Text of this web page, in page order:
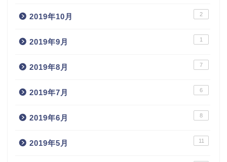
2019年10月 2
2019年9月 1
2019年8月 7
2019年7月 6
2019年6月 8
2019年5月 11